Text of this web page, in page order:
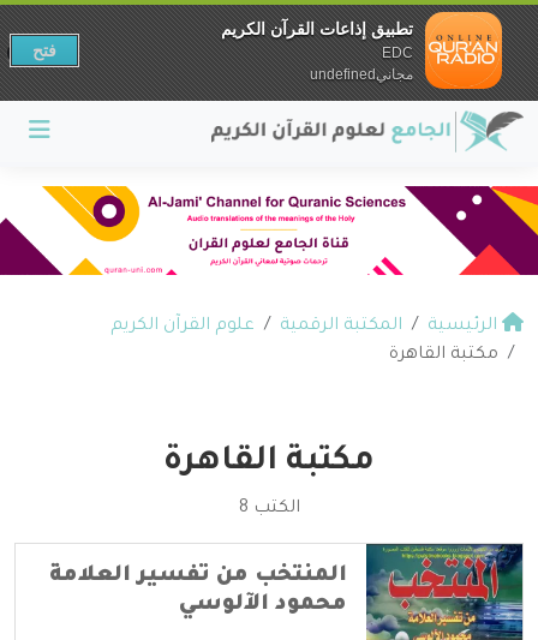
الرئيسية المكتبة الرقمية
علوم القرآن الكريم
مكتبة القاهرة
مكتبة القاهرة
الكتب 8
المنتخب من تفسير العلامة
محمود الآلوسي
تطبيق إذاعات القرآن الكريم
EDC
مجانيundefined
فتح